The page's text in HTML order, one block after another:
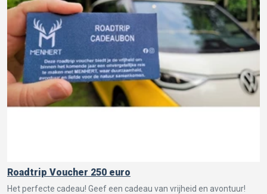
Roadtrip Voucher 250 euro
Het perfecte cadeau! Geef een cadeau van vrijheid en avontuur!